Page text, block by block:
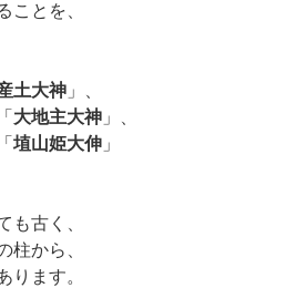
ことを、
土大神」、
大地主大神」、
埴山姫大伸」
も古く、
柱から、
ります。